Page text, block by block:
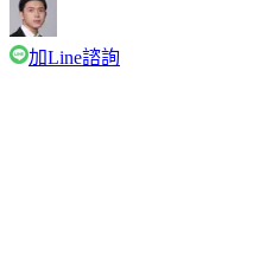
加Line諮詢